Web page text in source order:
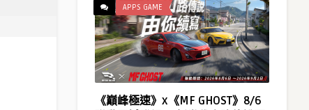
APPS GAME
《巔峰極速》x《MF GHOST》8/6